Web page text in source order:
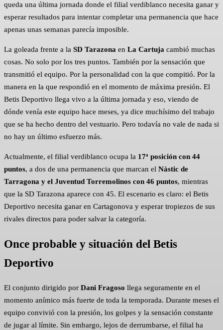
queda una última jornada donde el filial verdiblanco necesita ganar y
esperar resultados para intentar completar una permanencia que hace
apenas unas semanas parecía imposible.
La goleada frente a la SD Tarazona en La Cartuja cambió muchas
cosas. No solo por los tres puntos. También por la sensación que
transmitió el equipo. Por la personalidad con la que compitió. Por la
manera en la que respondió en el momento de máxima presión. El
Betis Deportivo llega vivo a la última jornada y eso, viendo de
dónde venía este equipo hace meses, ya dice muchísimo del trabajo
que se ha hecho dentro del vestuario. Pero todavía no vale de nada si
no hay un último esfuerzo más.
Actualmente, el filial verdiblanco ocupa la 17ª posición con 44
puntos, a dos de una permanencia que marcan el Nàstic de
Tarragona y el Juventud Torremolinos con 46 puntos, mientras
que la SD Tarazona aparece con 45. El escenario es claro: el Betis
Deportivo necesita ganar en Cartagonova y esperar tropiezos de sus
rivales directos para poder salvar la categoría.
Once probable y situación del Betis
Deportivo
El conjunto dirigido por Dani Fragoso llega seguramente en el
momento anímico más fuerte de toda la temporada. Durante meses el
equipo convivió con la presión, los golpes y la sensación constante
de jugar al límite. Sin embargo, lejos de derrumbarse, el filial ha